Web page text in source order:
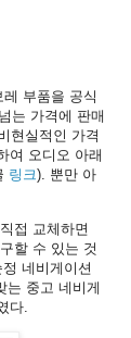
부품을 공식
는 가격에 판매
현실적인 가격
여 오디오 아래
링크). 뿐만 아
접 교체하면
할 수 있는 것
네비게이션
는 중고 네비게
다.